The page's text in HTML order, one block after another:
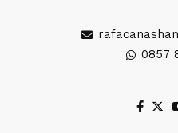
0857